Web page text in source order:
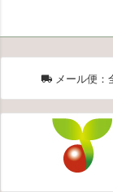
メール便：